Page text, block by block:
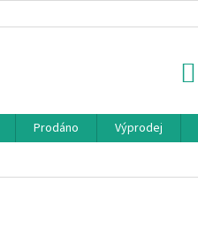
Prodáno Výprodej